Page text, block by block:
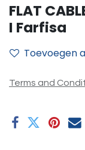
FLAT
I Farfisa
Toevoegen
Terms and